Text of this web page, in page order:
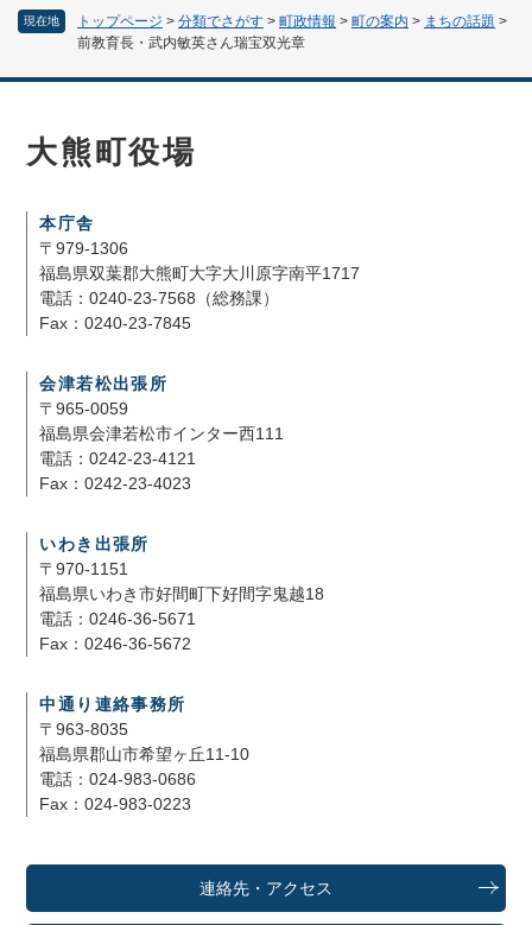
現在地 トップページ > 分類でさがす > 町政情報 > 町の案内 > まちの話題 >
前教育長・武内敏英さん瑞宝双光章
大熊町役場
本庁舎
〒979-1306
福島県双葉郡大熊町大字大川原字南平1717
電話：0240-23-7568（総務課）
Fax：0240-23-7845
会津若松出張所
〒965-0059
福島県会津若松市インター西111
電話：0242-23-4121
Fax：0242-23-4023
いわき出張所
〒970-1151
福島県いわき市好間町下好間字鬼越18
電話：0246-36-5671
Fax：0246-36-5672
中通り連絡事務所
〒963-8035
福島県郡山市希望ヶ丘11-10
電話：024-983-0686
Fax：024-983-0223
連絡先・アクセス